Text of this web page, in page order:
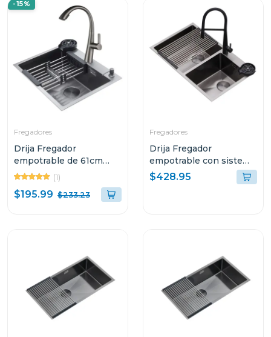
-15%
Fregadores
Drija Fregador
empotrable de 61cm
acabado en acero
BOLONIA61
(1)
$195.99 $233.23
Fregadores
Drija Fregador
empotrable con sistema
antiruido de 84cm
LUCCA84
$428.95